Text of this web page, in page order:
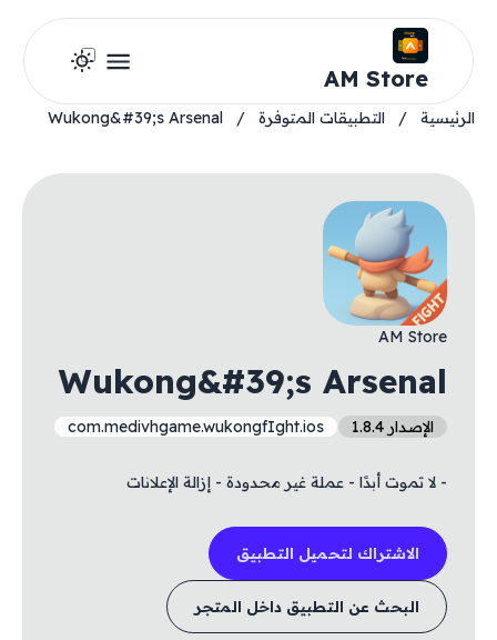
AM Store
الرئيسية / التطبيقات المتوفرة /
Wukong&#39;s Arsenal
AM Store
Wukong&#39;s Arsenal
الإصدار 1.8.4 com.medivhgame.wukongfIght.ios
- لا تموت أبدًا - عملة غير محدودة - إزالة الإعلانات
الاشتراك لتحميل التطبيق
البحث عن التطبيق داخل المتجر